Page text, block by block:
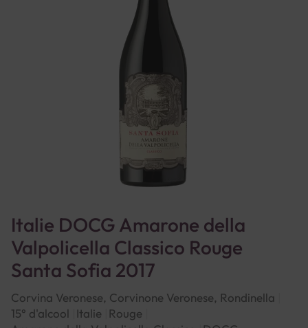
Italie DOCG Amarone della
Valpolicella Classico Rouge
Santa Sofia 2017
Corvina Veronese, Corvinone Veronese, Rondinella
15° d'alcool
Italie
Rouge